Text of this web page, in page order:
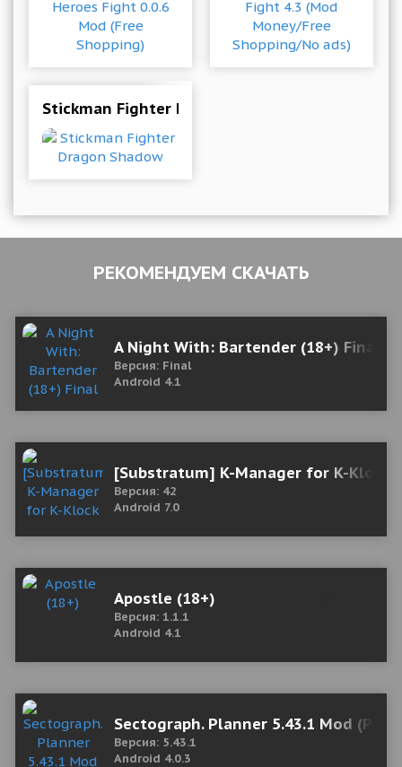
Stickman Fighter Dragon Shadow
РЕКОМЕНДУЕМ СКАЧАТЬ
A Night With: Bartender (18+) Final
Версия: Final
Android 4.1
[Substratum] K-Manager for K-Klock
Версия: 42
Android 7.0
Apostle (18+)
Версия: 1.1.1
Android 4.1
Sectograph. Planner 5.43.1 Mod (Pro)
Версия: 5.43.1
Android 4.0.3